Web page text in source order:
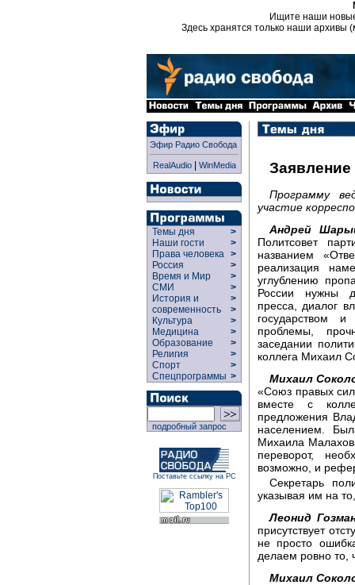
Ищите наши
Здесь хранятся только наши архивы
Эфир Радио Свобода
RealAudio| WinMedia
Темы дня
>
Наши гости
>
Права человека >
Россия
>
Время и Мир
>
СМИ
>
История и
современность
>
>
Культура
>
Медицина
>
Образование
>
Религия
>
Спорт
>
Спецпрограммы >
подробный запрос
Поставьте ссылку на РС
Программу
участие
Андрей
Политсовет
названием
реализация
углублению
России нужны
пресса, диалог
государством
проблемы,
заседании
коллега Михаил
Михаил
«Союз правых
вместе с
предложения
населением.
Михаила
переворот,
возможно, и
Секретарь
указывая им на
Леонид
присутствует
не просто
делаем ровно то,
Михаил